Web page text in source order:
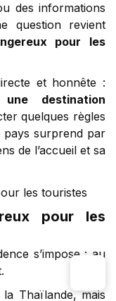
des informations
question revient
pour les
et honnête :
destination
quelques règles
pays surprend par
de l’accueil et sa
pour les
s’impose : au
Thaïlande, mais